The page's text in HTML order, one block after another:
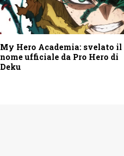
My Hero Academia: svelato il
nome ufficiale da Pro Hero di
Deku